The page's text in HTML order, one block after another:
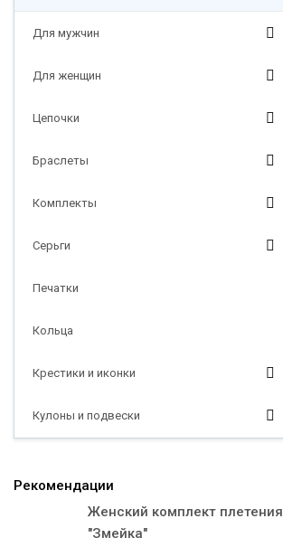
Для мужчин
Для женщин
Цепочки
Браслеты
Комплекты
Серьги
Печатки
Кольца
Крестики и иконки
Кулоны и подвески
Рекомендации
Женский комплект плетения
"Змейка"